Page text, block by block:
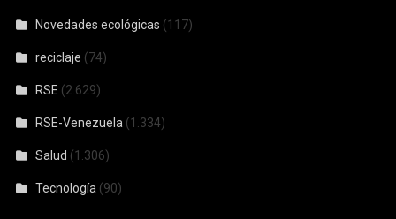
Novedades ecológicas (117)
reciclaje (74)
RSE (2.629)
RSE-Venezuela (1.334)
Salud (1.306)
Tecnología (90)